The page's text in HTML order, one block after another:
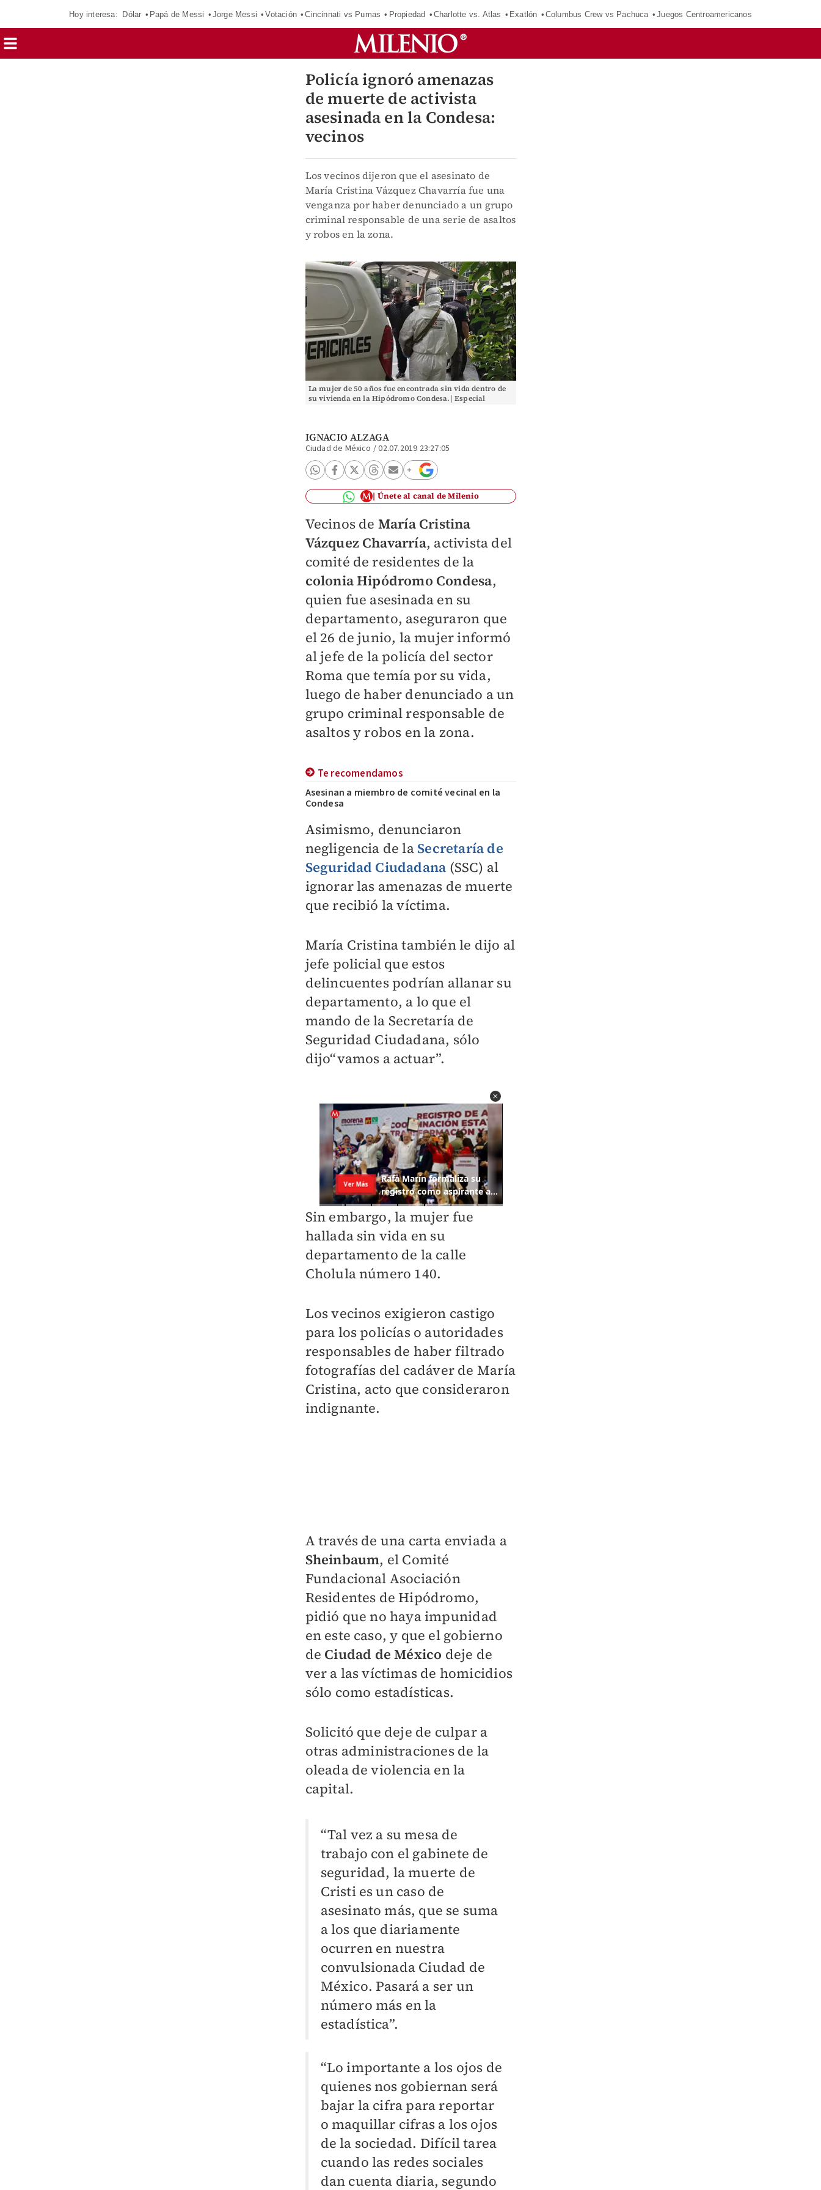
Hoy interesa: Dólar Papá de Messi Jorge Messi Votación Cincinnati vs Pumas Propiedad Charlotte vs. Atlas Exatlón Columbus Crew vs Pachuca Juegos Centroamericanos
Policía ignoró amenazas
de muerte de activista
asesinada en la Condesa:
vecinos
Los vecinos dijeron que el asesinato de
María Cristina Vázquez Chavarría fue una
venganza por haber denunciado a un grupo
criminal responsable de una serie de asaltos
y robos en la zona.
La mujer de 50 años fue encontrada sin vida dentro de
su vivienda en la Hipódromo Condesa.| Especial
IGNACIO ALZAGA
Ciudad de México /02.07.2019 23:27:05
Únete al canal de Milenio
Vecinos de María Cristina
Vázquez Chavarría, activista del
comité de residentes de la
colonia Hipódromo Condesa,
quien fue asesinada en su
departamento, aseguraron que
el 26 de junio, la mujer informó
al jefe de la policía del sector
Roma que temía por su vida,
luego de haber denunciado a un
grupo criminal responsable de
asaltos y robos en la zona.
Te recomendamos
Asesinan a miembro de comité vecinal en la
Condesa
Asimismo, denunciaron
negligencia de la Secretaría de
Seguridad Ciudadana (SSC) al
ignorar las amenazas de muerte
que recibió la víctima.
María Cristina también le dijo al
jefe policial que estos
delincuentes podrían allanar su
departamento, a lo que el
mando de la Secretaría de
Seguridad Ciudadana, sólo
dijo“vamos a actuar”.
Sin embargo, la mujer fue
hallada sin vida en su
departamento de la calle
Cholula número 140.
Los vecinos exigieron castigo
para los policías o autoridades
responsables de haber filtrado
fotografías del cadáver de María
Cristina, acto que consideraron
indignante.
A través de una carta enviada a
Sheinbaum, el Comité
Fundacional Asociación
Residentes de Hipódromo,
pidió que no haya impunidad
en este caso, y que el gobierno
de Ciudad de México deje de
ver a las víctimas de homicidios
sólo como estadísticas.
Solicitó que deje de culpar a
otras administraciones de la
oleada de violencia en la
capital.
“Tal vez a su mesa de
trabajo con el gabinete de
seguridad, la muerte de
Cristi es un caso de
asesinato más, que se suma
a los que diariamente
ocurren en nuestra
convulsionada Ciudad de
México. Pasará a ser un
número más en la
estadística”.
“Lo importante a los ojos de
quienes nos gobiernan será
bajar la cifra para reportar
o maquillar cifras a los ojos
de la sociedad. Difícil tarea
cuando las redes sociales
dan cuenta diaria, segundo